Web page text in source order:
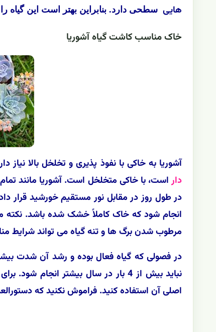
هایی سطحی دارد. بنابراین بهتر است این
خاک مناسب کاشت گیاه آشوریا
آشوریا به خاکی با نفوذ پذیری و تخلخل بالا
دار است، با خاکی متخلخل است. آشوریا مانند
انجام شود که خاک کاملاً خشک شده باشد. نکته
مرطوب شدن برگ ها و تنه گیاه می تواند شرایط
در فصولی که گیاه فعال بوده و رشد آن شدت
نباید بیش از 4 بار در سال بیشتر
اصلی آن استفاده کنید. فراموش نکنید که